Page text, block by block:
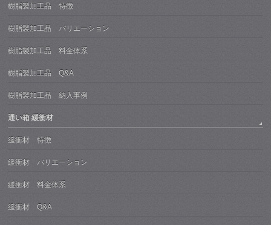
樹脂製加工品 特徴
樹脂製加工品 バリエーション
樹脂製加工品 料金体系
樹脂製加工品 Q&A
樹脂製加工品 納入事例
通い箱 緩衝材
緩衝材 特徴
緩衝材 バリエーション
緩衝材 料金体系
緩衝材 Q&A